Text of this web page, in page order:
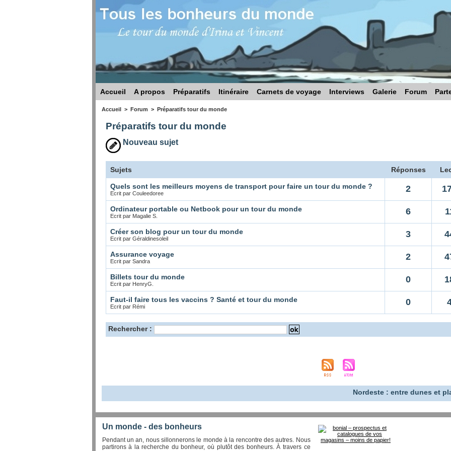
Accueil A propos Préparatifs Itinéraire Carnets de voyage Interviews Galerie Forum
Accueil > Forum > Préparatifs tour du monde
Préparatifs tour du monde
Nouveau sujet
Sujets Réponses
Quels sont les meilleurs moyens de transport pour faire un tour du monde ?
Ecrit par Couleedoree 2
Ordinateur portable ou Netbook pour un tour du monde
Ecrit par Magalie S. 6
Créer son blog pour un tour du monde
Ecrit par Géraldinesoleil 3
Assurance voyage
Ecrit par Sandra 2
Billets tour du monde
Ecrit par HenryG. 0
Faut-il faire tous les vaccins ? Santé et tour du monde
Ecrit par Rémi 0
Rechercher :
Nordeste : entre dunes et
Un monde - des bonheurs
Pendant un an, nous sillonnerons le monde à la rencontre des autres. Nous
partirons à la recherche du bonheur, où plutôt des bonheurs. À travers ce